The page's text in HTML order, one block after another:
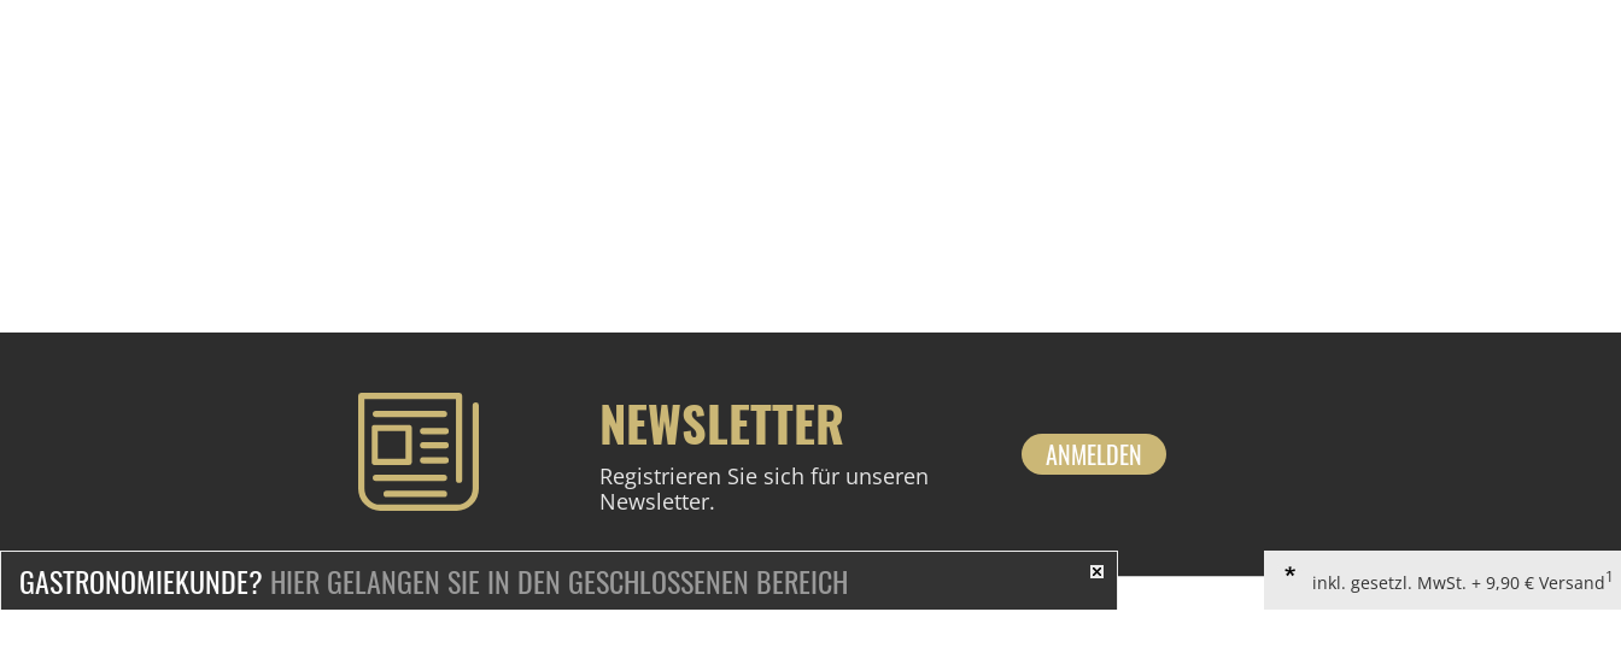
NEWSLETTER
Registrieren Sie sich für unseren
Newsletter.
ANMELDEN
GASTRONOMIEKUNDE? HIER GELANGEN SIE IN DEN GESCHLOSSENEN BEREICH inkl. gesetzl. MwSt. + 9,90 € Versand1